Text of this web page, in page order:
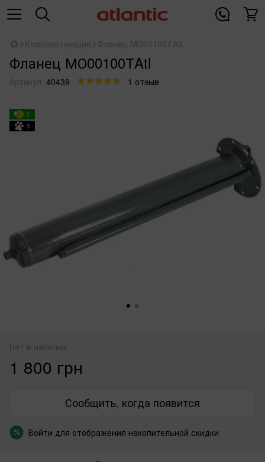
Комплектующие Фланец МО00100ТAtl
Фланец МО00100ТAtl
Артикул: 40439 1 отзыв
2
3
Нет в наличии
1 800 грн
Сообщить, когда появится
% Войти для отображения накопительной скидки